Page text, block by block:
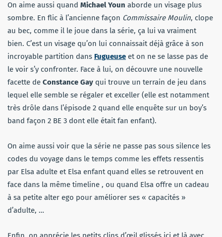
On aime aussi quand Michael Youn aborde un visage plus
sombre. En flic à l’ancienne façon Commissaire Moulin, clope
au bec, comme il le joue dans la série, ça lui va vraiment
bien. C’est un visage qu’on lui connaissait déjà grâce à son
incroyable partition dans Fugueuse et on ne se lasse pas de
le voir s’y confronter. Face à lui, on découvre une nouvelle
facette de Constance Gay qui trouve un terrain de jeu dans
lequel elle semble se régaler et exceller (elle est notamment
très drôle dans l’épisode 2 quand elle enquête sur un boy’s
band façon 2 BE 3 dont elle était fan enfant).
On aime aussi voir que la série ne passe pas sous silence les
codes du voyage dans le temps comme les effets ressentis
par Elsa adulte et Elsa enfant quand elles se retrouvent en
face dans la même timeline , ou quand Elsa offre un cadeau
à sa petite alter ego pour améliorer ses « capacités »
d’adulte, …